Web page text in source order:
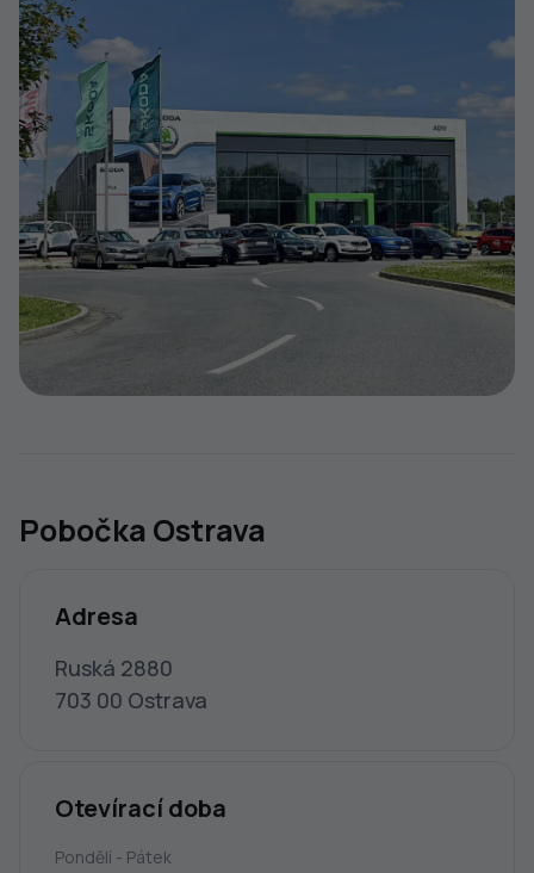
Pobočka Ostrava
Adresa
Ruská 2880
703 00 Ostrava
Otevírací doba
Pondělí - Pátek